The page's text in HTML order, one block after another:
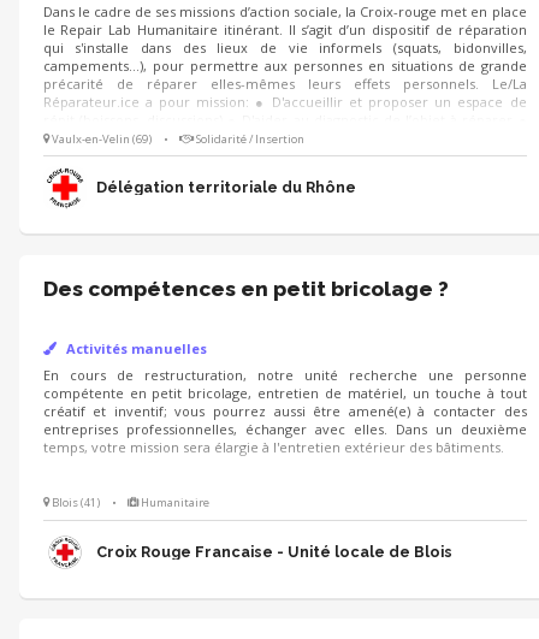
Dans le cadre de ses missions d’action sociale, la Croix-rouge met en place
le Repair Lab Humanitaire itinérant. Il s’agit d’un dispositif de réparation
qui s'installe dans des lieux de vie informels (squats, bidonvilles,
campements…), pour permettre aux personnes en situations de grande
précarité de réparer elles-mêmes leurs effets personnels. Le/La
Réparateur.ice a pour mission: ● D'accueillir et proposer un espace de
De partager des connaissances de réparation et de mettre à disposition
du matériel (textile, électronique, mécanique...) ● De tenir à jour
l’inventaire des stocks
Vaulx-en-Velin (69) • Solidarité / Insertion
Délégation territoriale du Rhône
Des compétences en petit bricolage ?
Activités manuelles
En cours de restructuration, notre unité recherche une personne
compétente en petit bricolage, entretien de matériel, un touche à tout
créatif et inventif; vous pourrez aussi être amené(e) à contacter des
entreprises professionnelles, échanger avec elles. Dans un deuxième
temps, votre mission sera élargie à l'entretien extérieur des bâtiments.
Blois (41) • Humanitaire
Croix Rouge Francaise - Unité locale de Blois